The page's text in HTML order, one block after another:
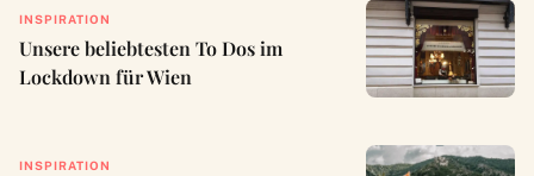
INSPIRATION
Unsere beliebtesten To Dos im
Lockdown für Wien
INSPIRATION